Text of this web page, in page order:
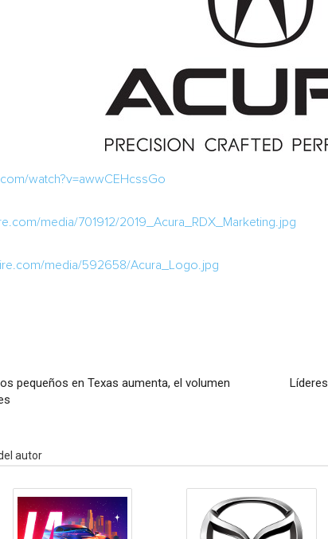
watch?v=awwCEHcssGo
media/701912/2019_Acura_RDX_Marketing.jpg
media/592658/Acura_Logo.jpg
pequeños en Texas aumenta, el volumen
autor